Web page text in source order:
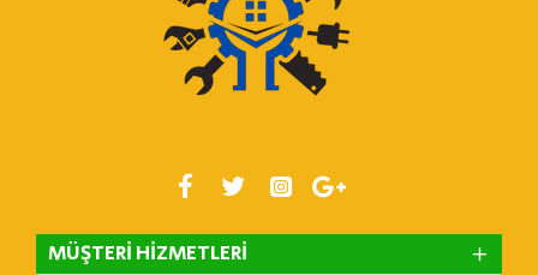
MÜŞTERI HIZMETLERI